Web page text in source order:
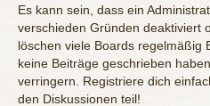
Es kann sein, dass ein
verschieden Gründen deaktiviert
löschen viele Boards regelmäßig
keine Beiträge geschrieben
verringern. Registriere dich
den Diskussionen teil!